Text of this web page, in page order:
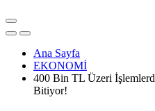
Ana Sayfa
EKONOMİ
400 Bin TL Üzeri
Bitiyor!